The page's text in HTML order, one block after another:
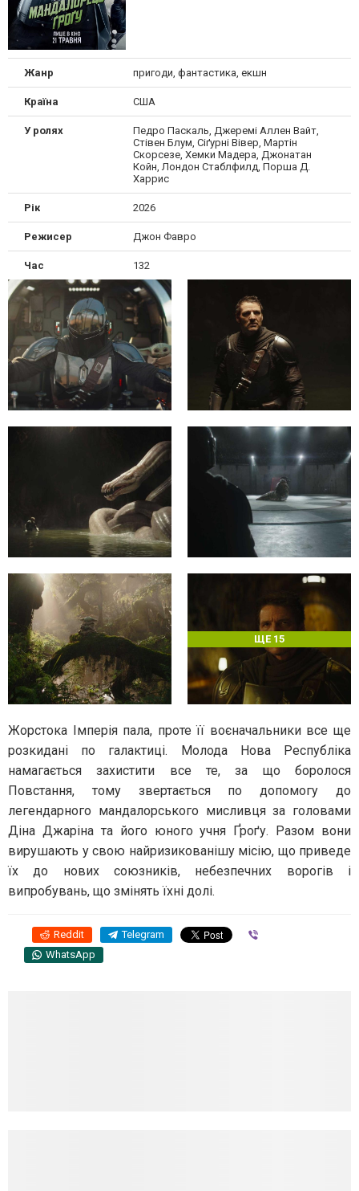
Жанр пригоди, фантастика, екшн
Країна США
У ролях
Педро Паскаль, Джеремі Аллен Вайт,
Стівен Блум, Сіґурні Вівер, Мартін
Скорсезе, Хемки Мадера, Джонатан
Койн, Лондон Стаблфилд, Порша Д.
Харрис
Рік 2026
Режисер Джон Фавро
Час 132
ЩЕ 15
Жорстока Імперія пала, проте її воєначальники все ще
розкидані по галактиці. Молода Нова Республіка
намагається захистити все те, за що боролося
Повстання, тому звертається по допомогу до
легендарного мандалорського мисливця за головами
Діна Джаріна та його юного учня Ґроґу. Разом вони
вирушають у свою найризикованішу місію, що приведе
їх до нових союзників, небезпечних ворогів і
випробувань, що змінять їхні долі.
Reddit Telegram
WhatsApp